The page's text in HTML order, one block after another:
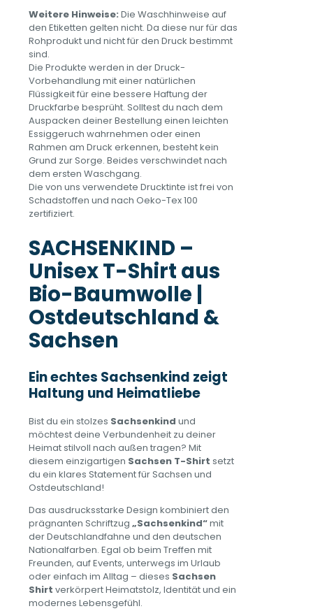
Weitere Hinweise: Die Waschhinweise auf
den Etiketten gelten nicht. Da diese nur für das
Rohprodukt und nicht für den Druck bestimmt
sind.
Die Produkte werden in der Druck-
Vorbehandlung mit einer natürlichen
Flüssigkeit für eine bessere Haftung der
Druckfarbe besprüht. Solltest du nach dem
Auspacken deiner Bestellung einen leichten
Essiggeruch wahrnehmen oder einen
Rahmen am Druck erkennen, besteht kein
Grund zur Sorge. Beides verschwindet nach
dem ersten Waschgang.
Die von uns verwendete Drucktinte ist frei von
Schadstoffen und nach Oeko-Tex 100
zertifiziert.
SACHSENKIND –
Unisex T-Shirt aus
Bio-Baumwolle |
Ostdeutschland &
Sachsen
Ein echtes Sachsenkind zeigt
Haltung und Heimatliebe
Bist du ein stolzes Sachsenkind und
möchtest deine Verbundenheit zu deiner
Heimat stilvoll nach außen tragen? Mit
diesem einzigartigen Sachsen T-Shirt setzt
du ein klares Statement für Sachsen und
Ostdeutschland!
Das ausdrucksstarke Design kombiniert den
prägnanten Schriftzug „Sachsenkind“mit
der Deutschlandfahne und den deutschen
Nationalfarben. Egal ob beim Treffen mit
Freunden, auf Events, unterwegs im Urlaub
oder einfach im Alltag – dieses Sachsen
Shirt verkörpert Heimatstolz, Identität und ein
modernes Lebensgefühl.